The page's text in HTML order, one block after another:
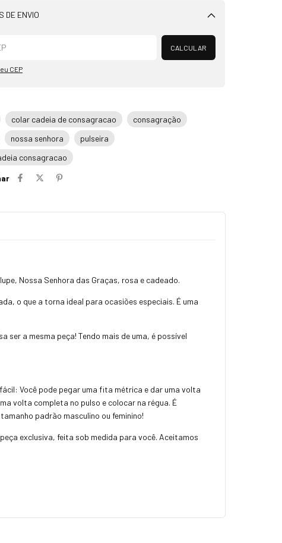
DE ENVIO
Alterar CEP
CALCULAR
CEP
colar cadeia de consagracao
consagração
nossa senhora
pulseira
consagracao
Nossa Senhora das Graças, rosa e cadeado.
o que a torna ideal para ocasiões especiais. É uma
a mesma peça! Tendo mais de uma, é possível
Você pode pegar uma fita métrica e dar uma volta
volta completa no pulso e colocar na régua. É
padrão masculino ou feminino!
exclusiva, feita sob medida para você. Aceitamos